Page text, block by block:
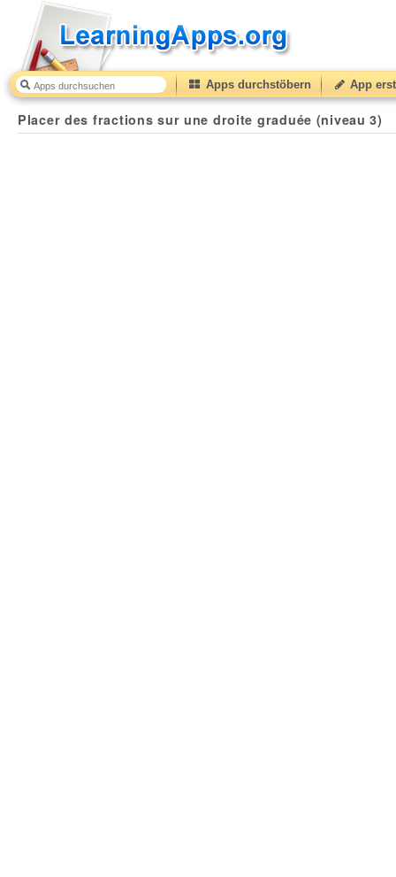
Apps durchstöbern App
Placer des fractions sur une droite graduée (niveau 3)
Placer des fractions sur une droite graduée (niveau 3)